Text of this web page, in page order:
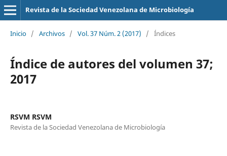
Revista de la Sociedad Venezolana de Microbiología
Inicio / Archivos / Vol. 37 Núm. 2 (2017) / Índices
Índice de autores del volumen 37;
2017
RSVM RSVM
Revista de la Sociedad Venezolana de Microbiología